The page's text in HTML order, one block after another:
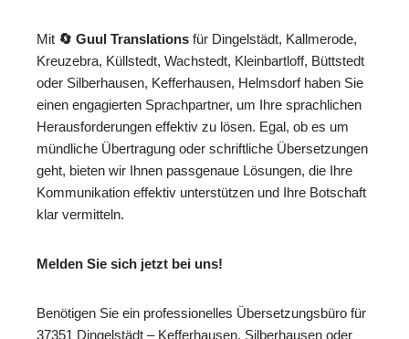
Mit 🔄 Guul Translations für Dingelstädt, Kallmerode,
Kreuzebra, Küllstedt, Wachstedt, Kleinbartloff, Büttstedt
oder Silberhausen, Kefferhausen, Helmsdorf haben Sie
einen engagierten Sprachpartner, um Ihre sprachlichen
Herausforderungen effektiv zu lösen. Egal, ob es um
mündliche Übertragung oder schriftliche Übersetzungen
geht, bieten wir Ihnen passgenaue Lösungen, die Ihre
Kommunikation effektiv unterstützen und Ihre Botschaft
klar vermitteln.
Melden Sie sich jetzt bei uns!
Benötigen Sie ein professionelles Übersetzungsbüro für
37351 Dingelstädt – Kefferhausen, Silberhausen oder